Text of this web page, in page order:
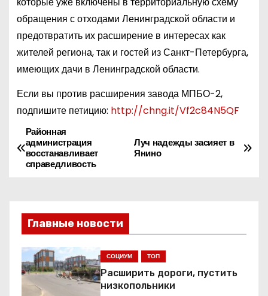
обращения с отходами Ленинградской области и
предотвратить их расширение в интересах как
жителей региона, так и гостей из Санкт-Петербурга,
имеющих дачи в Ленинградской области.
Если вы против расширения завода МПБО-2,
подпишите петицию: http://chng.it/Vf2c84N5QF
Н
а
и
г
а
ц
Луч надежды засияет в
Янино
Районная
администрация
восстанавливает
справедливость
Главные новости
СОЦИУМ ТОП
Расширить дороги, пустить
низкопольники